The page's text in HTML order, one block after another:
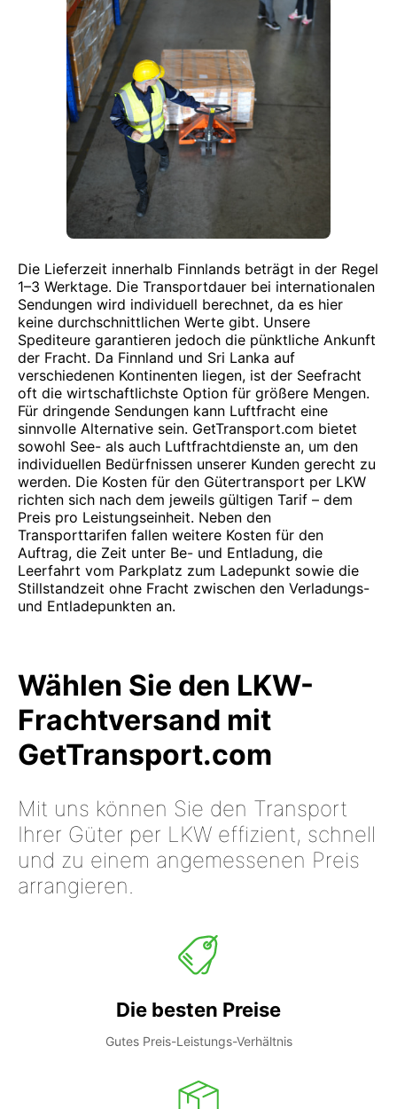
Die Lieferzeit innerhalb Finnlands beträgt in der Regel
1–3 Werktage. Die Transportdauer bei internationalen
Sendungen wird individuell berechnet, da es hier
keine durchschnittlichen Werte gibt. Unsere
Spediteure garantieren jedoch die pünktliche Ankunft
der Fracht. Da Finnland und Sri Lanka auf
verschiedenen Kontinenten liegen, ist der Seefracht
oft die wirtschaftlichste Option für größere Mengen.
Für dringende Sendungen kann Luftfracht eine
sinnvolle Alternative sein. GetTransport.com bietet
sowohl See- als auch Luftfrachtdienste an, um den
individuellen Bedürfnissen unserer Kunden gerecht zu
werden. Die Kosten für den Gütertransport per LKW
richten sich nach dem jeweils gültigen Tarif – dem
Preis pro Leistungseinheit. Neben den
Transporttarifen fallen weitere Kosten für den
Auftrag, die Zeit unter Be- und Entladung, die
Leerfahrt vom Parkplatz zum Ladepunkt sowie die
Stillstandzeit ohne Fracht zwischen den Verladungs-
und Entladepunkten an.
Wählen Sie den LKW-
Frachtversand mit
GetTransport.com
Mit uns können Sie den Transport
Ihrer Güter per LKW effizient, schnell
und zu einem angemessenen Preis
arrangieren.
Die besten Preise
Gutes Preis-Leistungs-Verhältnis